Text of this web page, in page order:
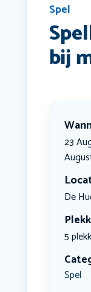
Spel
bij
23
De
5
Spel